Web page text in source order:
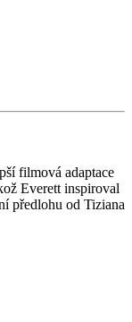
filmová adaptace
Everett inspiroval
předlohu od Tiziana